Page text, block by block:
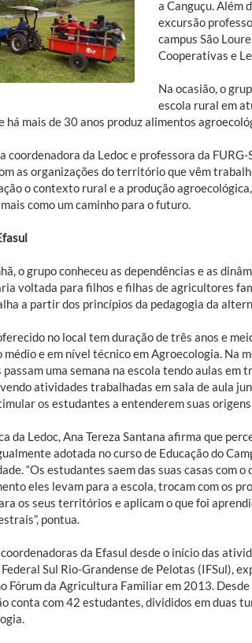
a Canguçu. Além
excursão
campus São
Cooperativas e
Na ocasião, o
escola rural em
há mais de 30 anos produz alimentos
coordenadora da Ledoc e professora da
as organizações do território que vêm
o contexto rural e a produção
como um caminho para o futuro.
o grupo conheceu as dependências e as
voltada para filhos e filhas de agricultores
a partir dos princípios da pedagogia da
no local tem duração de três anos e
médio e em nível técnico em Agroecologia. Na
passam uma semana na escola tendo aulas
atividades trabalhadas em sala de aula
os estudantes a entenderem suas
da Ledoc, Ana Tereza Santana afirma que
adotada no curso de Educação do
“Os estudantes saem das suas casas com
eles levam para a escola, trocam com os
os seus territórios e aplicam o que foi
pontua.
da Efasul desde o início das
Sul Rio-Grandense de Pelotas (IFSul),
Fórum da Agricultura Familiar em 2013.
conta com 42 estudantes, divididos em duas